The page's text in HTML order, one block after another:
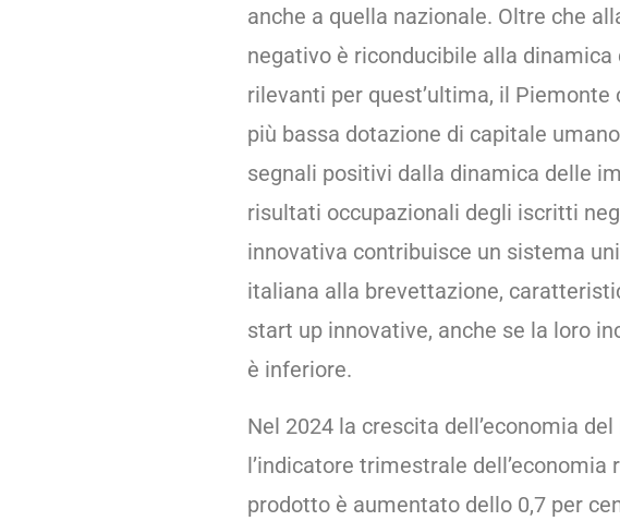
anche a quella nazionale. Oltre che
negativo è riconducibile alla
rilevanti per quest’ultima, il
più bassa dotazione di capitale
segnali positivi dalla dinamica delle
risultati occupazionali degli iscritti
innovativa contribuisce un sistema
italiana alla brevettazione,
start up innovative, anche se la loro
è inferiore.
Nel 2024 la crescita dell’economia
l’indicatore trimestrale dell’economia
prodotto è aumentato dello 0,7 per